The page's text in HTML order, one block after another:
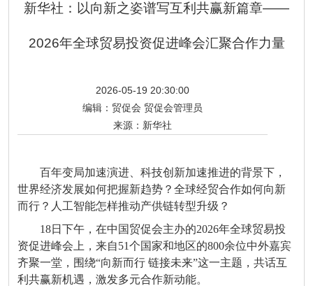
新华社：以向新之姿谱写互利共赢新篇章——
2026年全球贸易投资促进峰会汇聚合作力量
2026-05-19 20:30:00
编辑： 贸促会 贸促会管理员
来源： 新华社
百年变局加速演进、科技创新加速推进的背景下，
世界经济发展如何把握新趋势？全球经贸合作如何向新
而行？人工智能怎样推动产供链转型升级？
18日下午，在中国贸促会主办的2026年全球贸易投
资促进峰会上，来自51个国家和地区的800余位中外嘉宾
齐聚一堂，围绕“向新而行 链接未来”这一主题，共话互
利共赢新机遇，激发多元合作新动能。